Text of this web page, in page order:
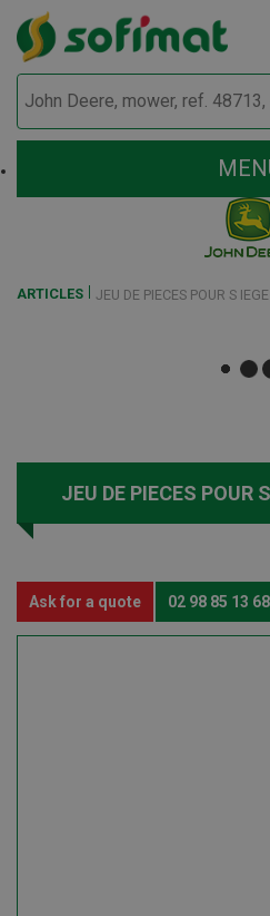
ARTICLES JEU DE PIECES POUR S
JEU DE PIECES POUR
Ask for a quote 02 98 85 13 68